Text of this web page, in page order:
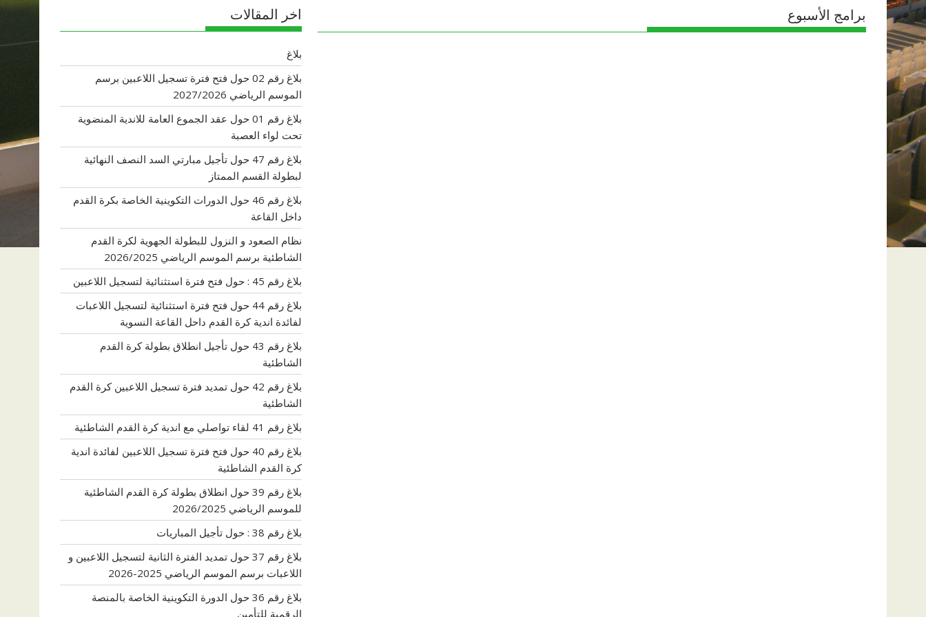
برامج الأسبوع اخر المقالات
بلاغ
بلاغ رقم 02 حول فتح فترة تسجيل اللاعبين برسم
الموسم الرياضي 2027/2026
بلاغ رقم 01 حول عقد الجموع العامة للاندية المنضوية
تحت لواء العصبة
بلاغ رقم 47 حول تأجيل مبارتي السد النصف النهائية
لبطولة القسم الممتاز
بلاغ رقم 46 حول الدورات التكوينية الخاصة بكرة القدم
داخل القاعة
نظام الصعود و النزول للبطولة الجهوية لكرة القدم
الشاطئية برسم الموسم الرياضي 2026/2025
بلاغ رقم 45 : حول فتح فترة استثنائية لتسجيل اللاعبين
بلاغ رقم 44 حول فتح فترة استثنائية لتسجيل اللاعبات
لفائدة اندية كرة القدم داحل القاعة النسوية
بلاغ رقم 43 حول تأجيل انطلاق بطولة كرة القدم
الشاطئية
بلاغ رقم 42 حول تمديد فترة تسجيل اللاعبين كرة القدم
الشاطئية
بلاغ رقم 41 لقاء تواصلي مع اندية كرة القدم الشاطئية
بلاغ رقم 40 حول فتح فترة تسجيل اللاعبين لفائدة اندية
كرة القدم الشاطئية
بلاغ رقم 39 حول انطلاق بطولة كرة القدم الشاطئية
للموسم الرياضي 2026/2025
بلاغ رقم 38 : حول تأجيل المباريات
بلاغ رقم 37 حول تمديد الفترة الثانية لتسجيل اللاعبين و
اللاعبات برسم الموسم الرياضي 2025-2026
بلاغ رقم 36 حول الدورة التكوينية الخاصة بالمنصة
الرقمية للتأمين